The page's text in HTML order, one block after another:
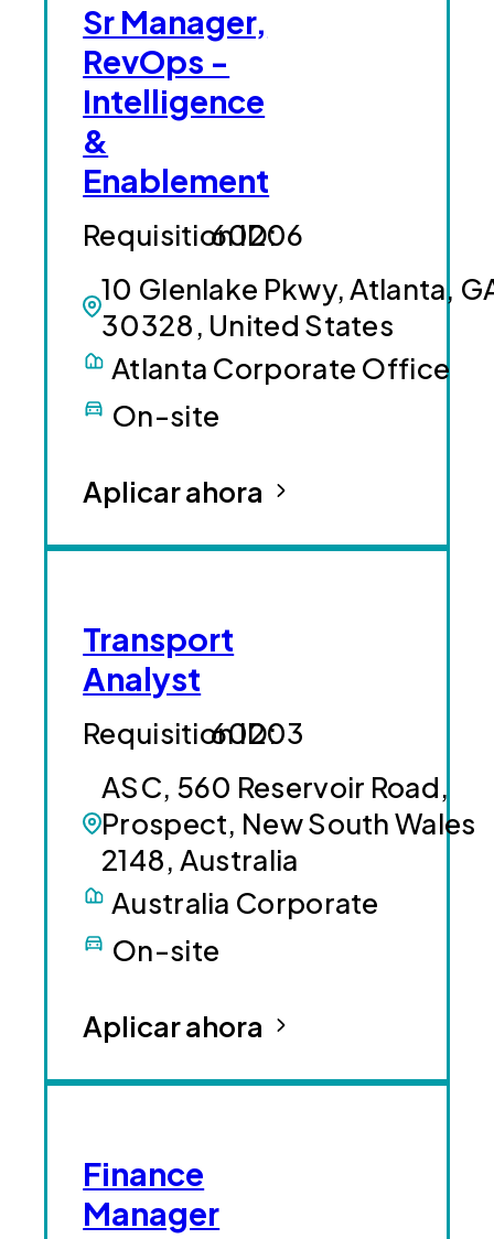
Sr Manager,
RevOps -
Intelligence
&
Enablement
10 Glenlake Pkwy, Atlanta,
30328, United States
60206
Atlanta Corporate Office
On-site
Aplicar ahora
Transport
Analyst
ASC, 560 Reservoir Road,
Prospect, New South Wales
2148, Australia
60203
Australia Corporate
On-site
Aplicar ahora
Finance
Manager